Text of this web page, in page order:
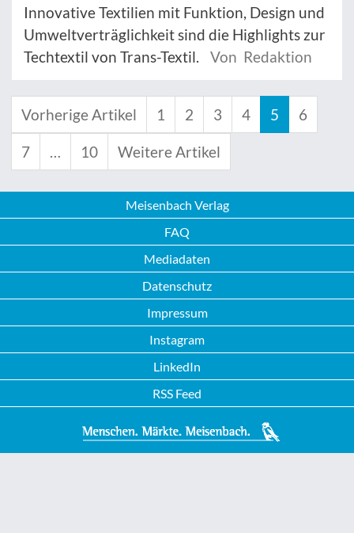
Innovative Textilien mit Funktion, Design und
Umweltverträglichkeit sind die Highlights zur
Techtextil von Trans-Textil.
Von Redaktion
Vorherige Artikel 1 2 3 4 5 6
7 … 10 Weitere Artikel
Meisenbach Verlag
FAQ
Mediadaten
Datenschutz
Impressum
Instagram
LinkedIn
RSS Feed